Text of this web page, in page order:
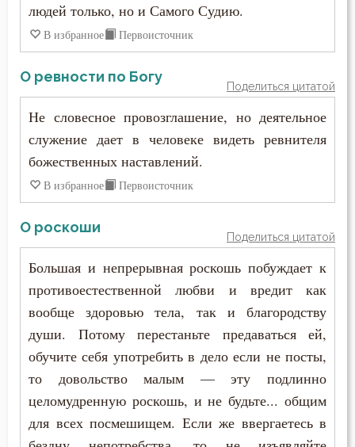
Слава
Сладострастие
Смерть
Смерть душевная
Смирение
Смысл жизни
Снисхождение
Соблазн
Совершенство
людей только, но и Самого Судию.
В избранное Первоисточник
О ревности по Богу
Поделиться цитатой
Не словесное провозглашение, но деятельное
служение дает в человеке видеть ревнителя
божественных наставлений.
В избранное Первоисточник
О роскоши
Поделиться цитатой
Большая и непрерывная роскошь побуждает к
противоестественной любви и вредит как
вообще здоровью тела, так и благородству
души. Потому перестаньте предаваться ей,
обучите себя употребить в дело если не посты,
то довольство малым — эту подлинно
целомудренную роскошь, и не будьте... общим
для всех посмешищем. Если же ввергаетесь в